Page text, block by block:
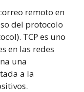
remoto en
del protocolo
TCP es uno
en las redes
una
a la